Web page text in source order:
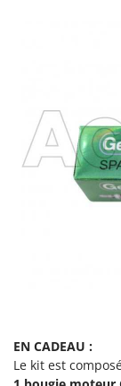
Weber
WIDU
Wiper
Wolf
Z
Zanon
EN CADEAU :
Le kit est